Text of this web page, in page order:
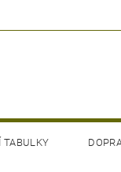
TABULKY